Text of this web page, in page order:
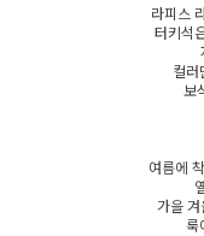
라피스
터키석
컬러
보
여름에
가을
룩